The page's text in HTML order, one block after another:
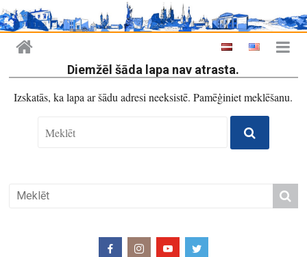
Diemžēl šāda lapa nav atrasta.
Izskatās, ka lapa ar šādu adresi neeksistē. Pamēģiniet meklēšanu.